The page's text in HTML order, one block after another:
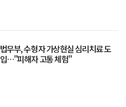
법무부, 수형자 가상현실 심리치료 도
입…"피해자 고통 체험"